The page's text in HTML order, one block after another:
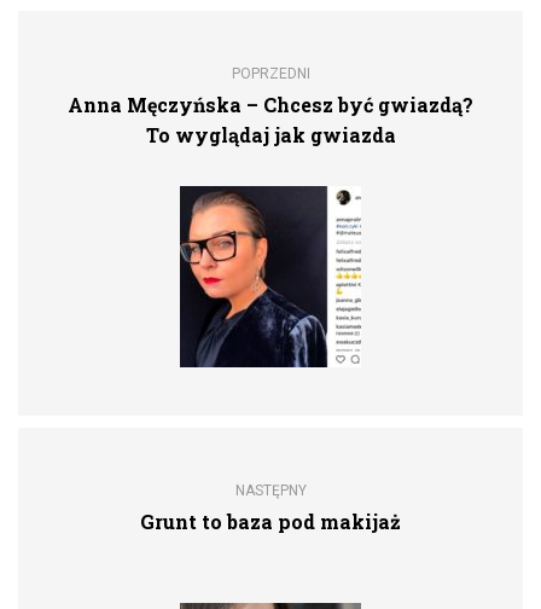
POPRZEDNI
Anna Męczyńska – Chcesz być gwiazdą?
To wyglądaj jak gwiazda
NASTĘPNY
Grunt to baza pod makijaż